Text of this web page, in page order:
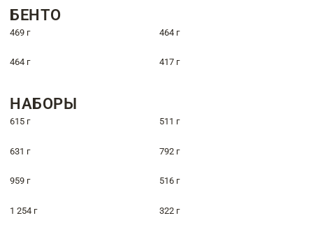
БЕНТО
469 г 464 г
464 г 417 г
НАБОРЫ
615 г 511 г
631 г 792 г
959 г 516 г
1 254 г 322 г